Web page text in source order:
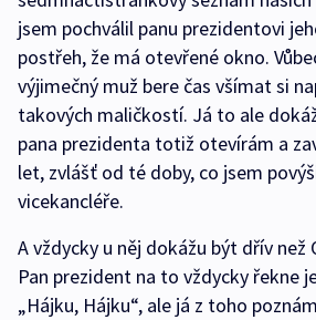
jsem pochválil panu prezidentovi
postřeh, že má otevřené okno.
výjimečný muž bere čas všímat si
takových maličkostí. Já to ale
pana prezidenta totiž otevírám a
let, zvlášť od té doby, co jsem
vicekancléře.
A vždycky u něj dokážu být dřív než
Pan prezident na to vždycky řekne
„Hájku, Hájku“, ale já z toho